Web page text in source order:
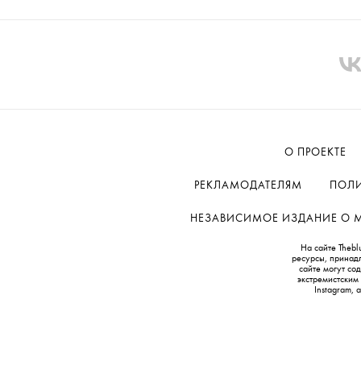
О ПРОЕКТЕ
РЕКЛАМОДАТЕЛЯМ
НЕЗАВИСИМОЕ ИЗДАНИЕ О
На сайте
ресурсы,
сайте могут
Instagram,